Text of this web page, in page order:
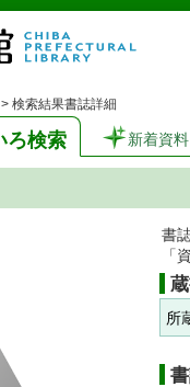
> 検索結果書誌詳細
ろ検索 新着資料
書
「
所